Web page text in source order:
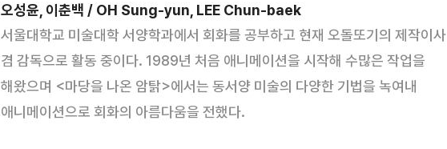
오성윤, 이춘백 / OH Sung-yun, LEE Chun-baek
서울대학교 미술대학 서양학과에서 회화를 공부하고 현재 오돌또기의 제작이사
겸 감독으로 활동 중이다. 1989년 처음 애니메이션을 시작해 수많은 작업을
해왔으며 <마당을 나온 암탉>에서는 동서양 미술의 다양한 기법을 녹여내
애니메이션으로 회화의 아름다움을 전했다.